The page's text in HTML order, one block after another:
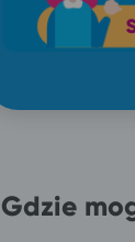
Gdzie